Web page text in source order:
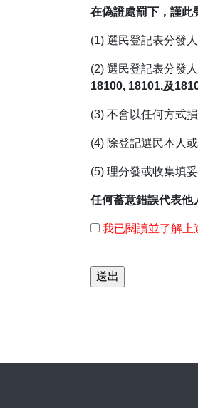
在偽證處罰下，謹此
(1) 選民登記表分發
(2) 選民登記表分發
18100, 18101,及
(3) 不會以任何方式
(4) 除登記選民本人
(5) 理分發或收集填
任何蓄意錯誤代表他
我已閱讀並了解上